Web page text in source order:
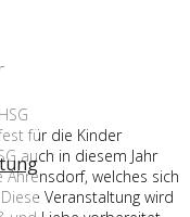
für die Kinder
auch in diesem Jahr
welches sich
Veranstaltung wird